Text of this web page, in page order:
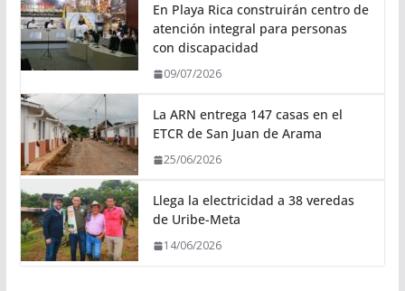
En Playa Rica construirán centro de
atención integral para personas
con discapacidad
09/07/2026
La ARN entrega 147 casas en el
ETCR de San Juan de Arama
25/06/2026
Llega la electricidad a 38 veredas
de Uribe-Meta
14/06/2026